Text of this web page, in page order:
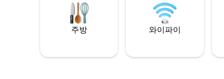
주방 와이파이